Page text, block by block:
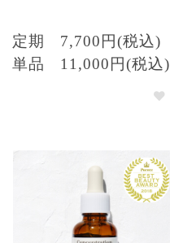
定期
7,700円(税込)
単品
11,000円(税込)